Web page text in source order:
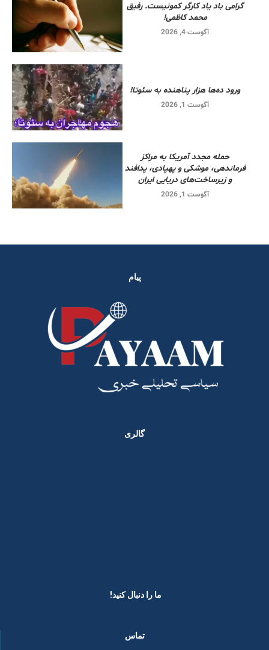
گرامی باد یاد کارگر کمونیست. رفیق
محمد کاظمی!
آگوست 4, 2026
ورود ده‌ها هزار پناهنده به سئوتا!
آگوست 1, 2026
حمله مجدد آمریکا به مراکز
فرماندهی، موشکی و پهپادی، پدافند
و زیرساخت‌های دریایی ایران
آگوست 1, 2026
پیام
گالری
ما را دنبال کنید! ​
تماس